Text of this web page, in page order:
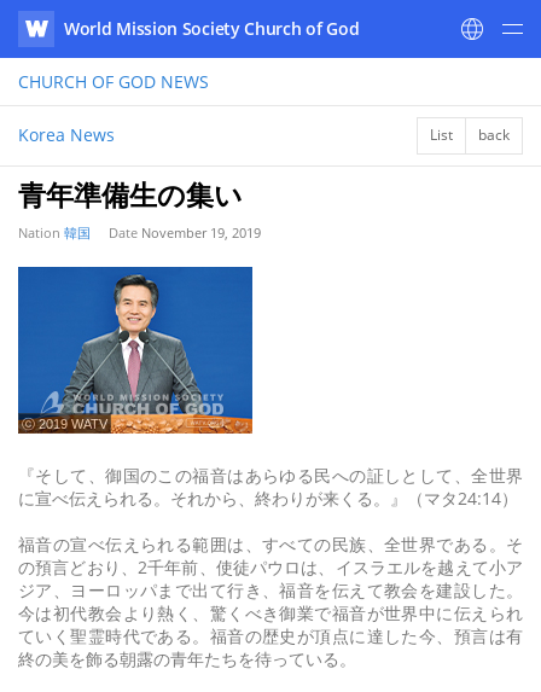
WATV
World Mission Society Church of God
CHURCH OF GOD NEWS
Korea News List back
青年準備生の集い
Nation 韓国 Date November 19, 2019
ⓒ 2019 WATV
『そして、御国のこの福音はあらゆる民への証しとして、全世界
に宣べ伝えられる。それから、終わりが来くる。』（マタ24:14）
福音の宣べ伝えられる範囲は、すべての民族、全世界である。そ
の預言どおり、2千年前、使徒パウロは、イスラエルを越えて小ア
ジア、ヨーロッパまで出て行き、福音を伝えて教会を建設した。
今は初代教会より熱く、驚くべき御業で福音が世界中に伝えられ
ていく聖霊時代である。福音の歴史が頂点に達した今、預言は有
終の美を飾る朝露の青年たちを待っている。